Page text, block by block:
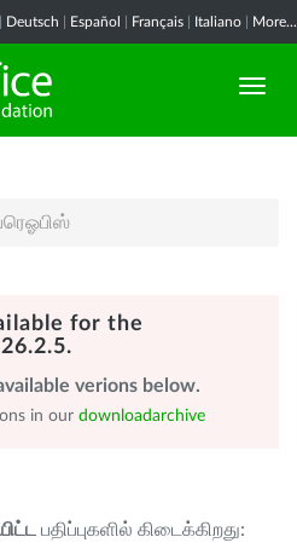
Deutsch Español Français Italiano More...
for the
verions below.
in our downloadarchive
பதிப்புகளில் கிடைக்கிறது: